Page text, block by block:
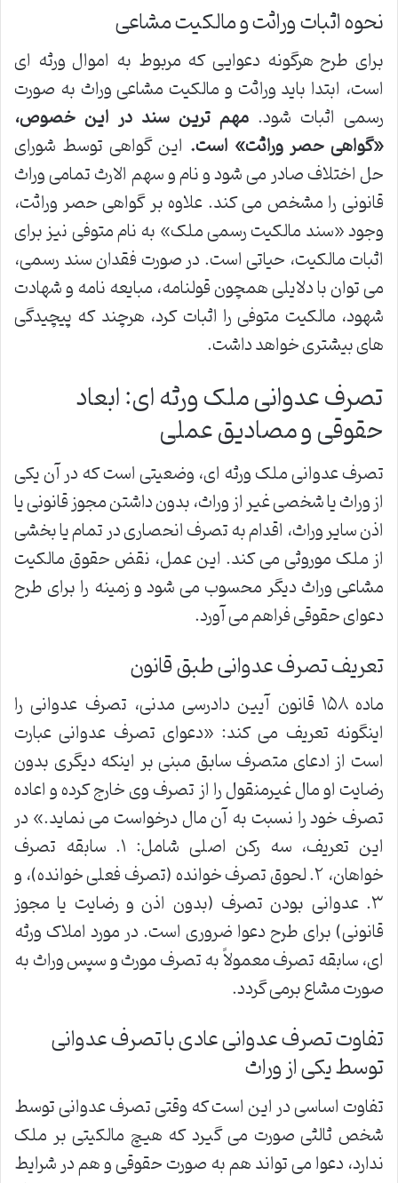
نحوه اثبات وراثت و مالکیت مشاعی
برای طرح هرگونه دعوایی که مربوط به اموال ورثه ای
است، ابتدا باید وراثت و مالکیت مشاعی وراث به صورت
رسمی اثبات شود. مهم ترین سند در این خصوص،
«گواهی حصر وراثت» است. این گواهی توسط شورای
حل اختلاف صادر می شود و نام و سهم الارث تمامی وراث
قانونی را مشخص می کند. علاوه بر گواهی حصر وراثت،
وجود «سند مالکیت رسمی ملک» به نام متوفی نیز برای
اثبات مالکیت، حیاتی است. در صورت فقدان سند رسمی،
می توان با دلایلی همچون قولنامه، مبایعه نامه و شهادت
شهود، مالکیت متوفی را اثبات کرد، هرچند که پیچیدگی
های بیشتری خواهد داشت.
تصرف عدوانی ملک ورثه ای: ابعاد
حقوقی و مصادیق عملی
تصرف عدوانی ملک ورثه ای، وضعیتی است که در آن یکی
از وراث یا شخصی غیر از وراث، بدون داشتن مجوز قانونی یا
اذن سایر وراث، اقدام به تصرف انحصاری در تمام یا بخشی
از ملک موروثی می کند. این عمل، نقض حقوق مالکیت
مشاعی وراث دیگر محسوب می شود و زمینه را برای طرح
دعوای حقوقی فراهم می آورد.
تعریف تصرف عدوانی طبق قانون
ماده ۱۵۸ قانون آیین دادرسی مدنی، تصرف عدوانی را
اینگونه تعریف می کند: «دعوای تصرف عدوانی عبارت
است از ادعای متصرف سابق مبنی بر اینکه دیگری بدون
رضایت او مال غیرمنقول را از تصرف وی خارج کرده و اعاده
تصرف خود را نسبت به آن مال درخواست می نماید.» در
این تعریف، سه رکن اصلی شامل: ۱. سابقه تصرف
خواهان، ۲. لحوق تصرف خوانده (تصرف فعلی خوانده)، و
۳. عدوانی بودن تصرف (بدون اذن و رضایت یا مجوز
قانونی) برای طرح دعوا ضروری است. در مورد املاک ورثه
ای، سابقه تصرف معمولاً به تصرف مورث و سپس وراث به
صورت مشاع برمی گردد.
تفاوت تصرف عدوانی عادی با تصرف عدوانی
توسط یکی از وراث
تفاوت اساسی در این است که وقتی تصرف عدوانی توسط
شخص ثالثی صورت می گیرد که هیچ مالکیتی بر ملک
ندارد، دعوا می تواند هم به صورت حقوقی و هم در شرایط